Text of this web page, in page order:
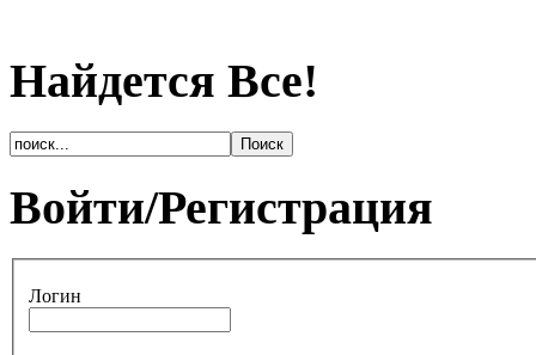
Найдется Все!
Войти/Регистрация
Логин